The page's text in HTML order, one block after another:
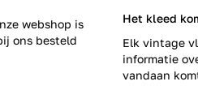
webshop is
ons besteld
Het kleed
Elk vintage
informatie
vandaan